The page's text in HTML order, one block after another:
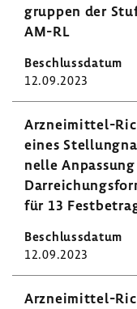
gruppen der
AM-RL
12.09.2023
Arzneimittel-​
eines
nelle
für 13
12.09.2023
Arzneimittel-​